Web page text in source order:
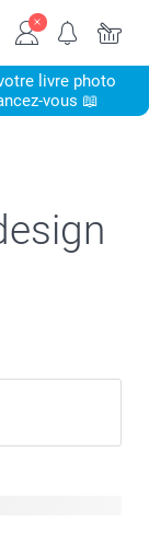
livre photo
vous 📖